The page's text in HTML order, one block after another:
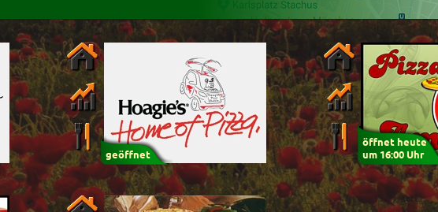
Schwäbisch
Thailändisch
Döner
Burger
Sandwich
Rösti
Tagesangebote
Dessert
Getränke
um Uhr bestellen Anwenden
94.6%
geöffnet
öffnet heute
um 16:00 Uhr